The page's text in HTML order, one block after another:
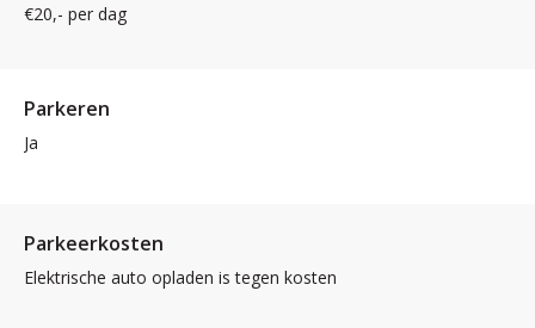
€20,- per dag
Parkeren
Ja
Parkeerkosten
Elektrische auto opladen is tegen kosten